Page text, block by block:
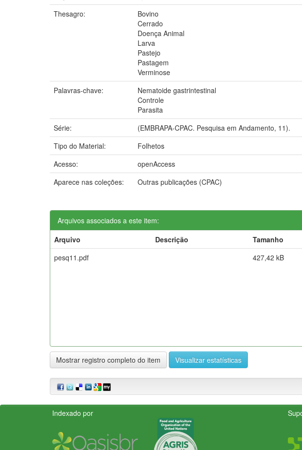
Thesagro:
Bovino
Cerrado
Doença Animal
Larva
Pastejo
Pastagem
Verminose
Palavras-chave:
Nematoide gastrintestinal
Controle
Parasita
Série:
(EMBRAPA-CPAC. Pesquisa em Andamento, 11).
Tipo do Material:
Folhetos
Acesso:
openAccess
Aparece nas coleções:
Outras publicações (CPAC)
Arquivos associados a este item:
Arquivo
Descrição Tamanho
pesq11.pdf
427,42 kB
Mostrar registro completo do item Visualizar estatísticas
Indexado por